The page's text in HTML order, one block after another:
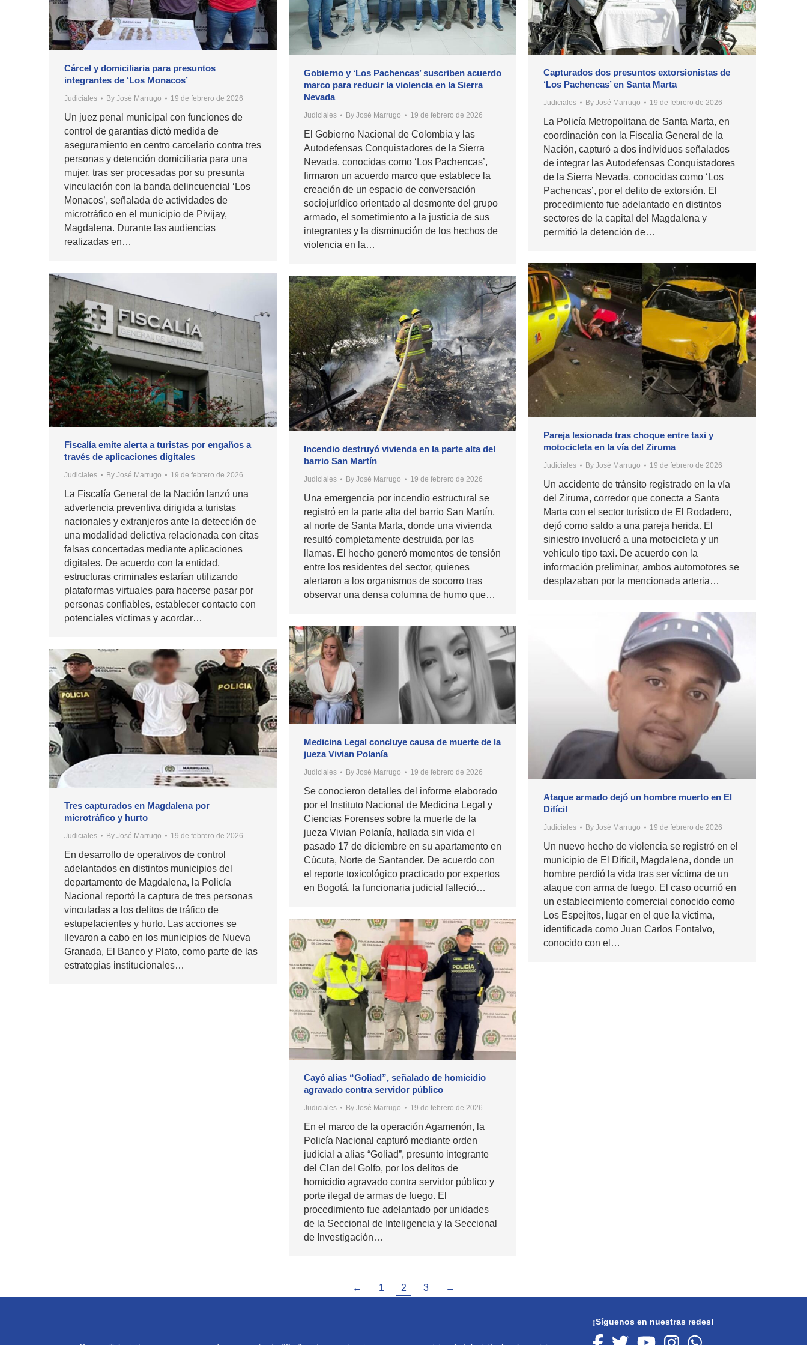
Cárcel y domiciliaria para presuntos
integrantes de ‘Los Monacos’
Judiciales By José Marrugo 19 de febrero de 2026
Un juez penal municipal con funciones de
control de garantías dictó medida de
aseguramiento en centro carcelario contra tres
personas y detención domiciliaria para una
mujer, tras ser procesadas por su presunta
vinculación con la banda delincuencial ‘Los
Monacos’, señalada de actividades de
microtráfico en el municipio de Pivijay,
Magdalena. Durante las audiencias
realizadas en…
Gobierno y ‘Los Pachencas’ suscriben acuerdo
marco para reducir la violencia en la Sierra
Nevada
Judiciales By José Marrugo 19 de febrero de 2026
El Gobierno Nacional de Colombia y las
Autodefensas Conquistadores de la Sierra
Nevada, conocidas como ‘Los Pachencas’,
firmaron un acuerdo marco que establece la
creación de un espacio de conversación
sociojurídico orientado al desmonte del grupo
armado, el sometimiento a la justicia de sus
integrantes y la disminución de los hechos de
violencia en la…
Capturados dos presuntos extorsionistas de
‘Los Pachencas’ en Santa Marta
Judiciales By José Marrugo 19 de febrero de 2026
La Policía Metropolitana de Santa Marta, en
coordinación con la Fiscalía General de la
Nación, capturó a dos individuos señalados
de integrar las Autodefensas Conquistadores
de la Sierra Nevada, conocidas como ‘Los
Pachencas’, por el delito de extorsión. El
procedimiento fue adelantado en distintos
sectores de la capital del Magdalena y
permitió la detención de…
Pareja lesionada tras choque entre taxi y
motocicleta en la vía del Ziruma
Judiciales By José Marrugo 19 de febrero de 2026
Un accidente de tránsito registrado en la vía
del Ziruma, corredor que conecta a Santa
Marta con el sector turístico de El Rodadero,
dejó como saldo a una pareja herida. El
siniestro involucró a una motocicleta y un
vehículo tipo taxi. De acuerdo con la
información preliminar, ambos automotores se
desplazaban por la mencionada arteria…
Fiscalía emite alerta a turistas por engaños a
través de aplicaciones digitales
Judiciales By José Marrugo 19 de febrero de 2026
La Fiscalía General de la Nación lanzó una
advertencia preventiva dirigida a turistas
nacionales y extranjeros ante la detección de
una modalidad delictiva relacionada con citas
falsas concertadas mediante aplicaciones
digitales. De acuerdo con la entidad,
estructuras criminales estarían utilizando
plataformas virtuales para hacerse pasar por
personas confiables, establecer contacto con
potenciales víctimas y acordar…
Incendio destruyó vivienda en la parte alta del
barrio San Martín
Judiciales By José Marrugo 19 de febrero de 2026
Una emergencia por incendio estructural se
registró en la parte alta del barrio San Martín,
al norte de Santa Marta, donde una vivienda
resultó completamente destruida por las
llamas. El hecho generó momentos de tensión
entre los residentes del sector, quienes
alertaron a los organismos de socorro tras
observar una densa columna de humo que…
Ataque armado dejó un hombre muerto en El
Difícil
Judiciales By José Marrugo 19 de febrero de 2026
Un nuevo hecho de violencia se registró en el
municipio de El Difícil, Magdalena, donde un
hombre perdió la vida tras ser víctima de un
ataque con arma de fuego. El caso ocurrió en
un establecimiento comercial conocido como
Los Espejitos, lugar en el que la víctima,
identificada como Juan Carlos Fontalvo,
conocido con el…
Medicina Legal concluye causa de muerte de la
jueza Vivian Polanía
Judiciales By José Marrugo 19 de febrero de 2026
Se conocieron detalles del informe elaborado
por el Instituto Nacional de Medicina Legal y
Ciencias Forenses sobre la muerte de la
jueza Vivian Polanía, hallada sin vida el
pasado 17 de diciembre en su apartamento en
Cúcuta, Norte de Santander. De acuerdo con
el reporte toxicológico practicado por expertos
en Bogotá, la funcionaria judicial falleció…
Tres capturados en Magdalena por
microtráfico y hurto
Judiciales By José Marrugo 19 de febrero de 2026
En desarrollo de operativos de control
adelantados en distintos municipios del
departamento de Magdalena, la Policía
Nacional reportó la captura de tres personas
vinculadas a los delitos de tráfico de
estupefacientes y hurto. Las acciones se
llevaron a cabo en los municipios de Nueva
Granada, El Banco y Plato, como parte de las
estrategias institucionales…
Cayó alias “Goliad”, señalado de homicidio
agravado contra servidor público
Judiciales By José Marrugo 19 de febrero de 2026
En el marco de la operación Agamenón, la
Policía Nacional capturó mediante orden
judicial a alias “Goliad”, presunto integrante
del Clan del Golfo, por los delitos de
homicidio agravado contra servidor público y
porte ilegal de armas de fuego. El
procedimiento fue adelantado por unidades
de la Seccional de Inteligencia y la Seccional
de Investigación…
← 1 2 3 →
¡Síguenos en nuestras redes!